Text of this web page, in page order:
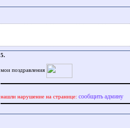
5.
мои поздравления
нашли нарушение на странице: сообщить админу